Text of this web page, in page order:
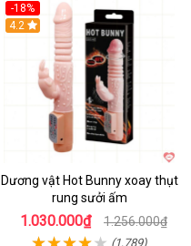
-18%
Hot
4.2
Dương vật Hot Bunny xoay thụt
rung sưởi ấm
1.030.000₫ 1.256.000₫
(1,789)